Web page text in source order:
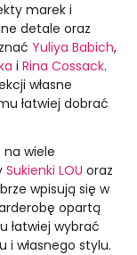
marek i
detale oraz
Yuliya Babich,
i Rina Cossack.
własne
łatwiej dobrać
na wiele
Sukienki LOU oraz
wpisują się w
opartą
łatwiej wybrać
i własnego stylu.